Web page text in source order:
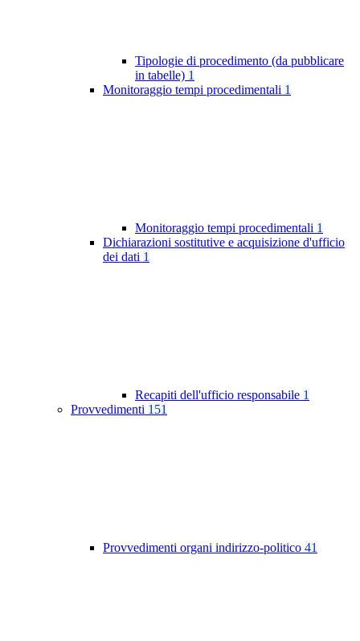
Tipologie di procedimento (da pubblicare
in tabelle) 1
Monitoraggio tempi procedimentali 1
Monitoraggio tempi procedimentali 1
Dichiarazioni sostitutive e acquisizione d'ufficio
dei dati 1
Recapiti dell'ufficio responsabile 1
Provvedimenti 151
Provvedimenti organi indirizzo-politico 41